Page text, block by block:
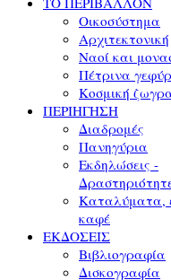
Οικοσύστημα
Αρχιτεκτονική
Ναοί και
Πέτρινα
Κοσμική
ΠΕΡΙΗΓΗΣΗ
Διαδρομές
Πανηγύρια
Εκδηλώσεις -
Καταλύματα,
καφέ
ΕΚΔΟΣΕΙΣ
Βιβλιογραφία
Δισκογραφία